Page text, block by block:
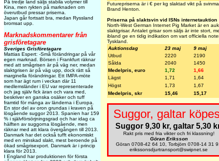
På tredje land säljs stabila volymer till
Kina, men rykten på marknaden om
överutbud pressar priserna.
Japan går fortsatt bra, medan Ryssland
bromsat upp.
Marknadskommentarer från
grisföretagare
Sveriges Grisföretagare
Mattias Espert: -Små förändringar på vår
egen marknad. Börsen i Frankfurt räknar
med att smågrisen är på väg ner, medan
slaktgrisen är på väg upp, dock rätt så
marginella förändringar. Ett IMPA-möte
som har ägt rum i veckan där 11
medlemsländer i EU var representerade
och jag själv fick äran och vara med,
beskriver en ganska osäker och tuff
framtid för många av länderna i Europa.
En stor del av oron grundas i kraven på
lösgående suggor 2013. Spanien har 159
% i självförsörjningsgrad och har idag ca
hälften av suggorna lösgående, men
räknar med att klara övergången till 2013.
Danmark har det också tufft ekonomiskt
med en minskad slakt, mest beroende på
ökad smågrisexport. Danmark är i princip
klara för 2013.
I England har produktionen för första
Futurepriserna är i € per kg slaktad vikt på
Brand Henton.
Priserna på slaktsvin vid ISNs internetauktion
North-West German Internet Pig Market är en
slaktgrisar. Antalet grisar som säljs är inte stort,
ibland ge en tidig indikation om vart officiella
Tyskland.
Auktionsdag
23 maj
9 maj
Utbud
2220
2190
Sålda
2040
1450
Medelpris, euro
1,72
1,66
Lägst
1,71
1,64
Högst
1,73
1,67
Medelpris, skr
15,46 15,17
Suggor, galtar
Suggor 9,30 kr, galtar 5,30
Rakt pris med fria vikter och fri klassning!
Göran Eriksson
Göran 0708-42 64 10, Torbjörn 0708-14 31
erikssonsdjurtransport@swipnet.se